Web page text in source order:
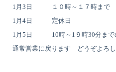
1月3日 １０時～１７時まで
1月4日 定休日
1月5日 10時～1９時30分まで
通常営業に戻ります どうぞよろ